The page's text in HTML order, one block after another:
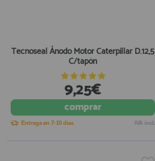
Tecnoseal Ánodo Motor Caterpillar D.12,5
C/tapón
9,25€
comprar
Entrega en 7-10 días IVA incl.